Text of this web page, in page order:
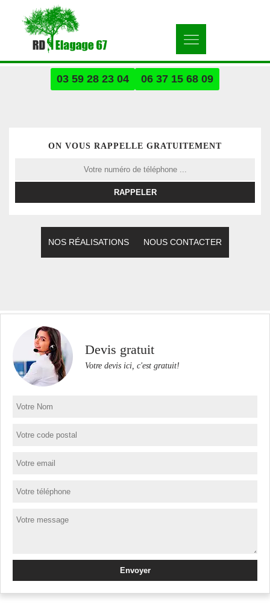
03 59 28 23 04 06 37 15 68 09
ON VOUS RAPPELLE GRATUITEMENT
NOS RÉALISATIONS NOUS CONTACTER
Devis gratuit
Votre devis ici, c'est gratuit!